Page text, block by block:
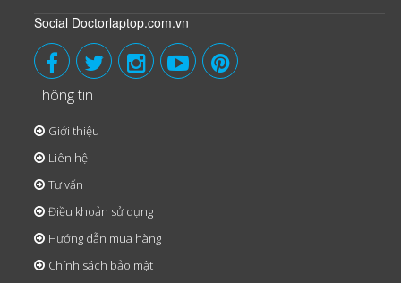
Social Doctorlaptop.com.vn
Thông tin
Giới thiệu
Liên hệ
Tư vấn
Điều khoản sử dụng
Hướng dẫn mua hàng
Chính sách bảo mật